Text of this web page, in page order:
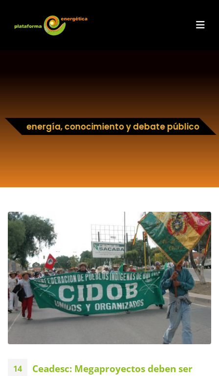
energía, conocimiento y debate público
14
Ceadesc: Megaproyectos deben ser